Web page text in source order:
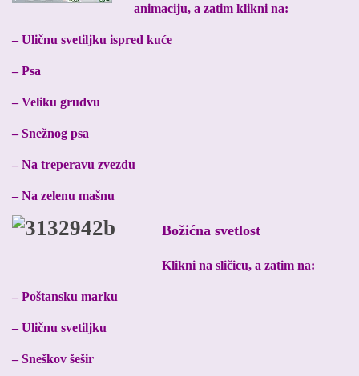
animaciju, a zatim klikni na:
– Uličnu svetiljku ispred kuće
– Psa
– Veliku grudvu
– Snežnog psa
– Na treperavu zvezdu
– Na zelenu mašnu
Božićna svetlost
Klikni na sličicu, a zatim na:
– Poštansku marku
– Uličnu svetiljku
– Sneškov šešir